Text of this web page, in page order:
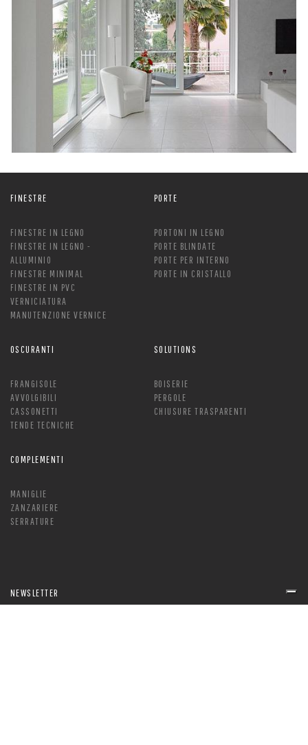
FINESTRE
FINESTRE IN LEGNO
FINESTRE IN LEGNO -
ALLUMINIO
FINESTRE MINIMAL
FINESTRE IN PVC
VERNICIATURA
MANUTENZIONE VERNICE
PORTE
PORTONI IN LEGNO
PORTE BLINDATE
PORTE PER INTERNO
PORTE IN CRISTALLO
OSCURANTI
FRANGISOLE
AVVOLGIBILI
CASSONETTI
TENDE TECNICHE
SOLUTIONS
BOISERIE
PERGOLE
CHIUSURE TRASPARENTI
COMPLEMENTI
MANIGLIE
ZANZARIERE
SERRATURE
NEWSLETTER